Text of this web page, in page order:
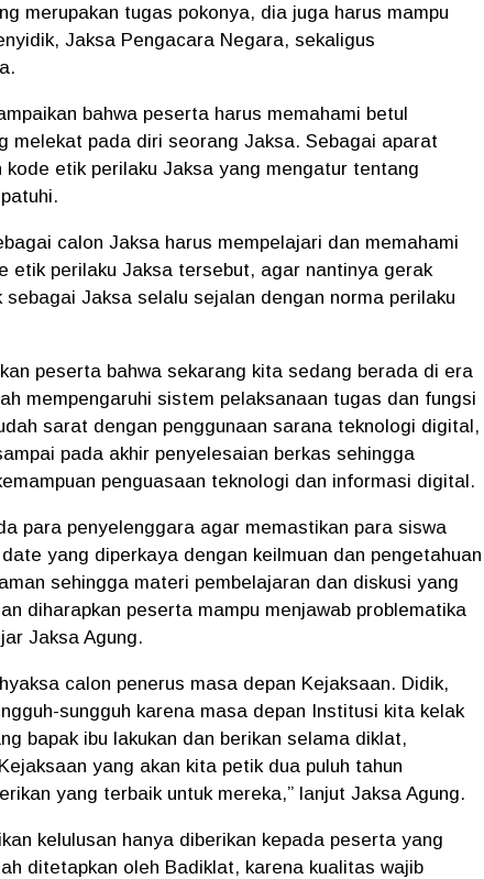
merupakan tugas pokonya, dia juga harus mampu
Jaksa Pengacara Negara, sekaligus
bahwa peserta harus memahami betul
melekat pada diri seorang Jaksa. Sebagai aparat
etik perilaku Jaksa yang mengatur tentang
calon Jaksa harus mempelajari dan memahami
etik perilaku Jaksa tersebut, agar nantinya gerak
Jaksa selalu sejalan dengan norma perilaku
peserta bahwa sekarang kita sedang berada di era
mempengaruhi sistem pelaksanaan tugas dan fungsi
sarat dengan penggunaan sarana teknologi digital,
pada akhir penyelesaian berkas sehingga
penguasaan teknologi dan informasi digital.
para penyelenggara agar memastikan para siswa
yang diperkaya dengan keilmuan dan pengetahuan
sehingga materi pembelajaran dan diskusi yang
diharapkan peserta mampu menjawab problematika
Jaksa Agung.
calon penerus masa depan Kejaksaan. Didik,
sungguh karena masa depan Institusi kita kelak
bapak ibu lakukan dan berikan selama diklat,
yang akan kita petik dua puluh tahun
yang terbaik untuk mereka,” lanjut Jaksa Agung.
kelulusan hanya diberikan kepada peserta yang
ditetapkan oleh Badiklat, karena kualitas wajib